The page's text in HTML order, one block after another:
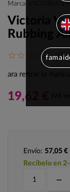
Marca: VICTORIA
Victoria
Rubbing
(0)
ara retirar la
19,62 €
Envío: 57,05 €
Recíbelo en